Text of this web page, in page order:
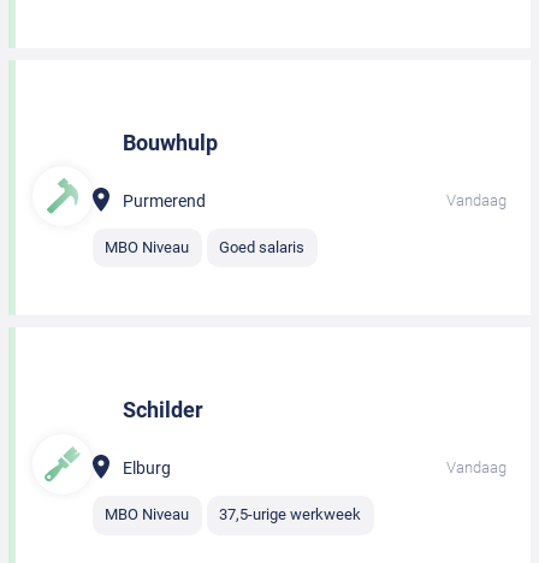
Bouwhulp
Purmerend Vandaag
MBO Niveau Goed salaris
Schilder
Elburg Vandaag
MBO Niveau 37,5-urige werkweek